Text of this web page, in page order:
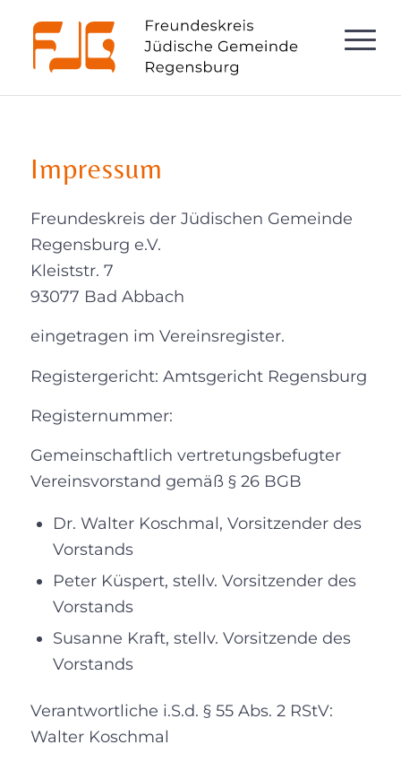
Impressum
Freundeskreis der Jüdischen Gemeinde
Regensburg e.V.
Kleiststr. 7
93077 Bad Abbach
eingetragen im Vereinsregister.
Registergericht: Amtsgericht Regensburg
Registernummer:
Gemeinschaftlich vertretungsbefugter
Vereinsvorstand gemäß § 26 BGB
Dr. Walter Koschmal, Vorsitzender des
Vorstands
Peter Küspert, stellv. Vorsitzender des
Vorstands
Susanne Kraft, stellv. Vorsitzende des
Vorstands
Verantwortliche i.S.d. § 55 Abs. 2 RStV:
Walter Koschmal